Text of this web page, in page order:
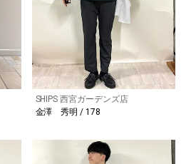
SHIPS 西宮ガーデンズ店
金澤 秀明 / 178